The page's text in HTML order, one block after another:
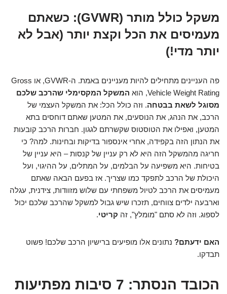
משקל כולל מותר (GVWR): כשאתם
מעמיסים את הכל וקצת יותר (אבל לא
יותר מדי!)
פה העניינים מתחילים להיות מעניינים באמת. ה-GVWR, או Gross
Vehicle Weight Rating, הוא
המשקל המקסימלי שהרכב שלכם
מסוגל לשאת בבטחה. וזה כולל הכל: את המשקל העצמי של
הרכב, את הנהג, את הנוסעים, את המטען שאתם דוחסים בתא
המטען, ואפילו את הטוסטוס שקשרתם לגגון. חברות הרכב קובעות
את הנתון הזה בקפידה, אחרי אינספור בדיקות ובחינות. למה? כי
חריגה מהמשקל הזה היא לא רק עניין של קנסות – היא עניין של
בטיחות. היא משפיעה על הבלמים, על המתלים, על ההיגוי, ועל
היכולת של הרכב לתפקד כמו שצריך. אז בפעם הבאה שאתם
מעמיסים את הרכב לטיול משפחתי עם שלוש מזוודות, צידנית, עגלה
וארבעה ילדים צווחים, תזכרו שיש גבול למשקל שהרכב שלכם יכול
לספוג. וזה לא סתם "מומלץ", זה קריטי.
האם ידעתם? נתונים אלו מופיעים ברישיון הרכב שלכם! פשוט
תבדקו.
הכובד הנסתר: 7 סיבות מפתיעות